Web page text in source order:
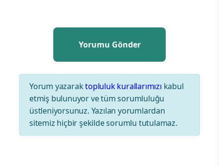
Yorum yazaraktopluluk kurallarımızı kabul
etmiş bulunuyor ve tüm sorumluluğu
üstleniyorsunuz. Yazılan yorumlardan
sitemiz hiçbir şekilde sorumlu tutulamaz.